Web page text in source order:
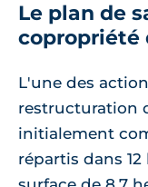
Le plan de
copropriété
L'une des
restructuration
initialement
répartis dans